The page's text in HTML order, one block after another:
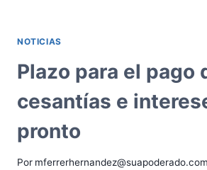
A
PARTIR
DE
DE
NOTICIAS
Plazo para el pago
cesantías e
pronto
Por mferrerhernandez@suapoderado.com